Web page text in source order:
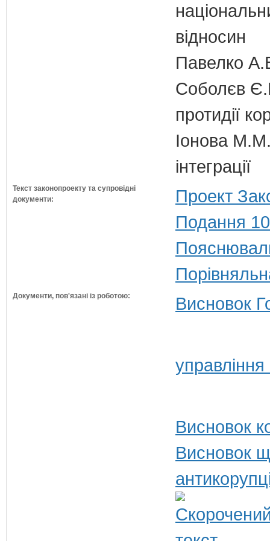
відносин
Павелко
Соболєв
протидії
Іонова М.М.
інтеграції
Текст законопроекту та супровідні
документи:
Проект
Подання
Документи, пов'язані із роботою: Висновок
Висновок
Висновок